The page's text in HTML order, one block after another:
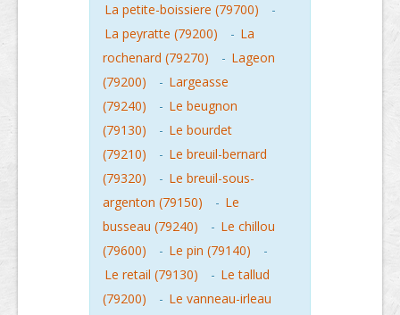
La petite-boissiere (79700)
-
La peyratte (79200)
- La
rochenard (79270)
- Lageon
(79200)
- Largeasse
(79240)
- Le beugnon
(79130)
- Le bourdet
(79210)
- Le breuil-bernard
(79320)
- Le breuil-sous-
argenton (79150)
- Le
busseau (79240)
- Le chillou
(79600)
- Le pin (79140)
-
Le retail (79130)
- Le tallud
(79200)
- Le vanneau-irleau